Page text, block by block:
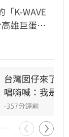
K-WAVE
雄巨蛋熱
CRAVITY、
最後由
氛推向最高
台灣囡仔來了
唱嗨喊：我是誰
-357分鐘前